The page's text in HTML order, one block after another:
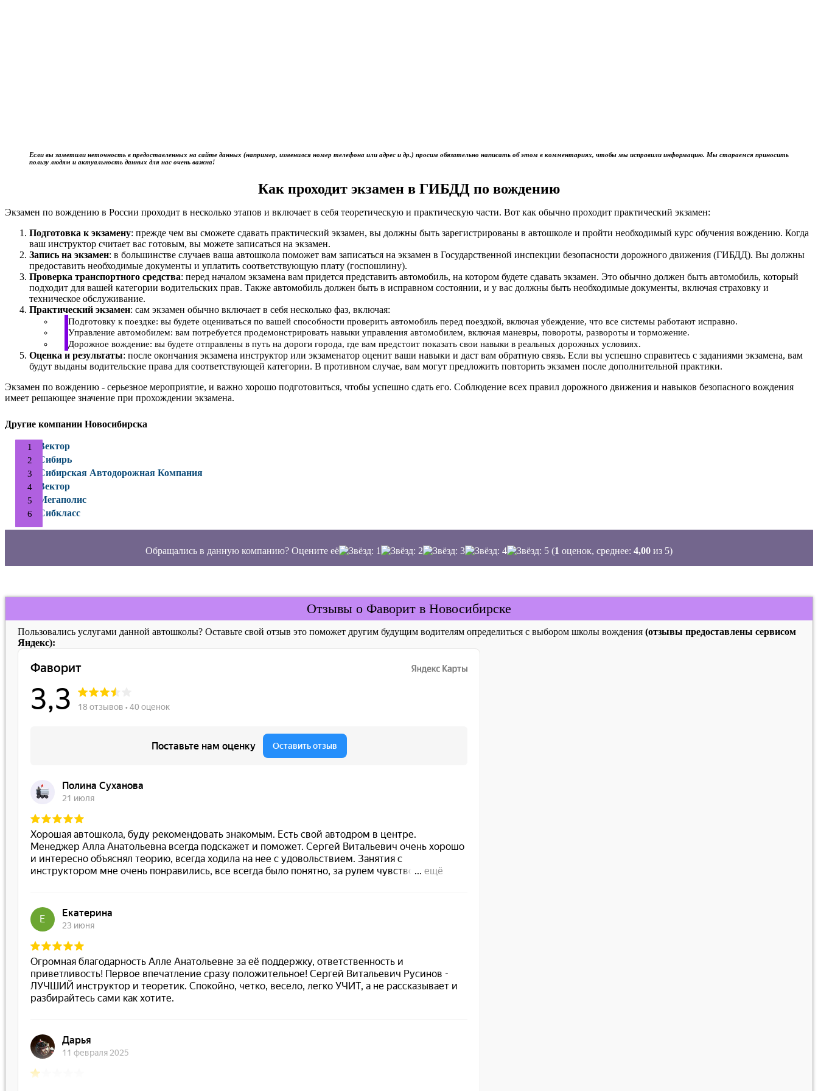
Если вы заметили неточность в предоставленных на сайте данных (например, изменился номер телефона или адрес и др.) просим обязательно написать об этом в комментариях, чтобы мы исправили информацию. Мы стараемся приносить
пользу людям и актуальность данных для нас очень важна!
Как проходит экзамен в ГИБДД по вождению
Экзамен по вождению в России проходит в несколько этапов и включает в себя теоретическую и практическую части. Вот как обычно проходит практический экзамен:
Подготовка к экзамену: прежде чем вы сможете сдавать практический экзамен, вы должны быть зарегистрированы в автошколе и пройти необходимый курс обучения вождению. Когда
ваш инструктор считает вас готовым, вы можете записаться на экзамен.
Запись на экзамен: в большинстве случаев ваша автошкола поможет вам записаться на экзамен в Государственной инспекции безопасности дорожного движения (ГИБДД). Вы должны
предоставить необходимые документы и уплатить соответствующую плату (госпошлину).
Проверка транспортного средства: перед началом экзамена вам придется представить автомобиль, на котором будете сдавать экзамен. Это обычно должен быть автомобиль, который
подходит для вашей категории водительских прав. Также автомобиль должен быть в исправном состоянии, и у вас должны быть необходимые документы, включая страховку и
техническое обслуживание.
Практический экзамен: сам экзамен обычно включает в себя несколько фаз, включая:
Подготовку к поездке: вы будете оцениваться по вашей способности проверить автомобиль перед поездкой, включая убеждение, что все системы работают исправно.
Управление автомобилем: вам потребуется продемонстрировать навыки управления автомобилем, включая маневры, повороты, развороты и торможение.
Дорожное вождение: вы будете отправлены в путь на дороги города, где вам предстоит показать свои навыки в реальных дорожных условиях.
Оценка и результаты: после окончания экзамена инструктор или экзаменатор оценит ваши навыки и даст вам обратную связь. Если вы успешно справитесь с заданиями экзамена, вам
будут выданы водительские права для соответствующей категории. В противном случае, вам могут предложить повторить экзамен после дополнительной практики.
Экзамен по вождению - серьезное мероприятие, и важно хорошо подготовиться, чтобы успешно сдать его. Соблюдение всех правил дорожного движения и навыков безопасного вождения
имеет решающее значение при прохождении экзамена.
Другие компании Новосибирска
Вектор
Сибирь
Сибирская Автодорожная Компания
Вектор
Мегаполис
Сибкласс
Обращались в данную компанию? Оцените её (1 оценок, среднее: 4,00 из 5)
Отзывы о Фаворит в Новосибирске
Пользовались услугами данной автошколы? Оставьте свой отзыв это поможет другим будущим водителям определиться с выбором школы вождения (отзывы предоставлены сервисом
Яндекс):